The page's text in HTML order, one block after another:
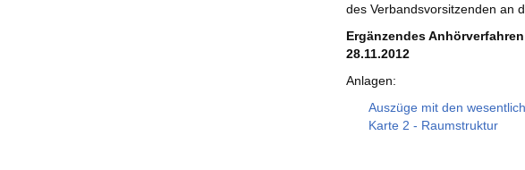
des Verbandsvorsitzenden an
Ergänzendes
28.11.2012
Anlagen:
Auszüge mit den
Karte 2 - Raumstruktur